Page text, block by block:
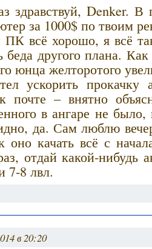
здравствуй, Denker.
за 1000$ по твоим
ПК всё хорошо, я всё
беда другого плана.
юнца желторотого
ускорить прокачку
почте – внятно
в ангаре не
да. Сам люблю
оно качать всё с
отдай какой-нибудь
7-8 лвл.
в 20:20